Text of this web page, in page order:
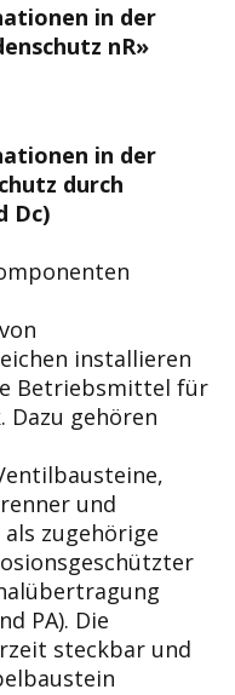
in der
nR»
in der
durch
Dc)
installieren
Betriebsmittel für
Dazu gehören
und
zugehörige
PA). Die
steckbar und